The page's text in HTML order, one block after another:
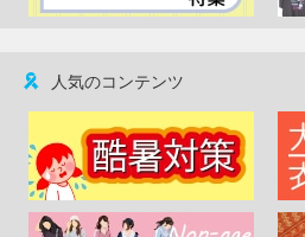
人気のコンテンツ